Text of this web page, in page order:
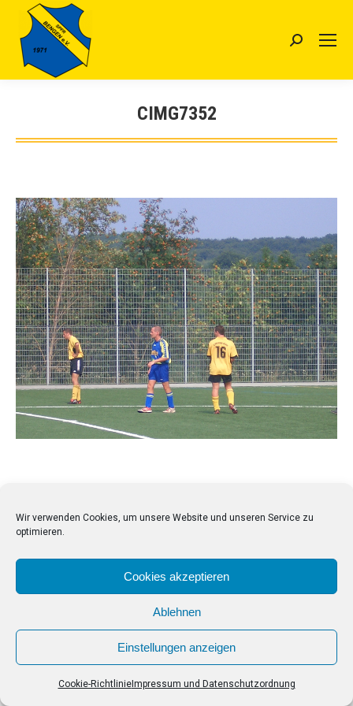
Wir verwenden Cookies, um unsere Website und unseren Service zu
optimieren.
Cookies akzeptieren
Ablehnen
Einstellungen anzeigen
Cookie-RichtlinieImpressum und Datenschutzordnung
Search:
CIMG7352
Sie befinden sich hier: